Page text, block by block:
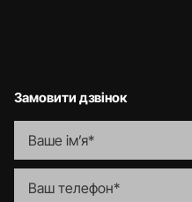
Замовити дзвінок